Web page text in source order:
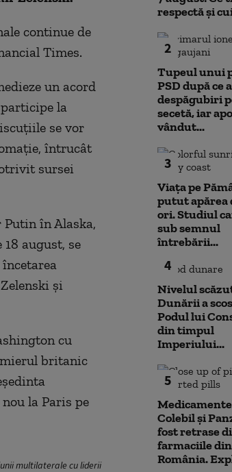
continue de
Times.
un acord
la
se vor
întrucât
sursei
în Alaska,
august, se
și
cu
britanic
la Paris pe
multilaterale cu liderii
respectă și
2
Tupeul unui
PSD după ce
despăgubiri
secetă, iar
vândut...
3
Viața pe
putut apărea
ori. Studiul
sub semnul
întrebării...
4
Nivelul
Dunării a
Podul lui
din timpul
Imperiului...
5
Colebil și
fost retrase
farmaciile din
România.